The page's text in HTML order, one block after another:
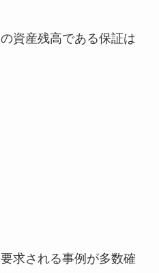
資産残高である保証は
求される事例が多数確